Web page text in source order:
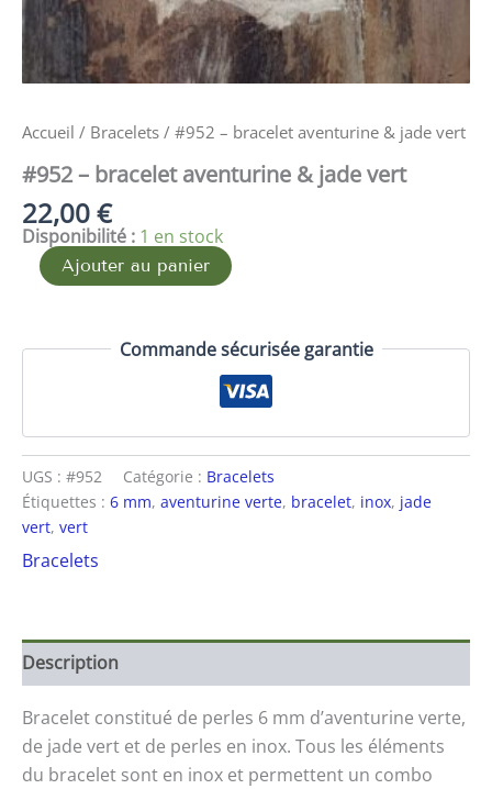
Accueil / Bracelets / #952 – bracelet aventurine & jade vert
#952 – bracelet aventurine & jade vert
22,00€
Disponibilité : 1 en stock
Ajouter au panier
Commande sécurisée garantie
UGS : #952 Catégorie : Bracelets
Étiquettes : 6 mm, aventurine verte, bracelet, inox, jade
vert, vert
Bracelets
Description
Bracelet constitué de perles 6 mm d’aventurine verte,
de jade vert et de perles en inox. Tous les éléments
du bracelet sont en inox et permettent un combo